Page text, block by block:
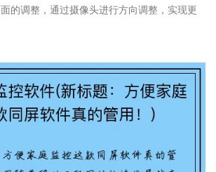
的调整，通过摄像头进行方向调整，实现更